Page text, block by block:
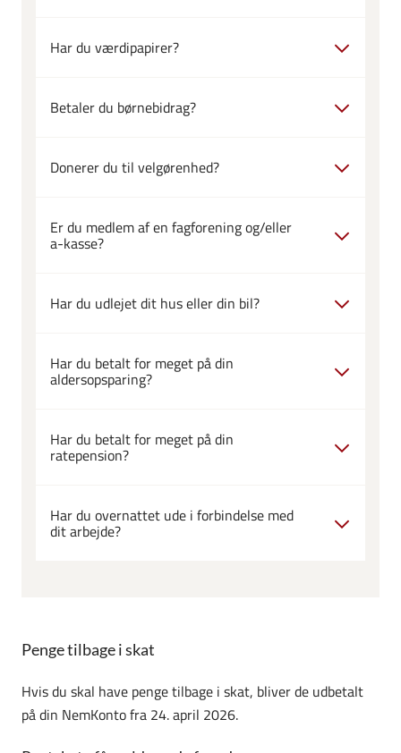
Har du værdipapirer?
Betaler du børnebidrag?
Donerer du til velgørenhed?
Er du medlem af en fagforening og/eller
a-kasse?
Har du udlejet dit hus eller din bil?
Har du betalt for meget på din
aldersopsparing?
Har du betalt for meget på din
ratepension?
Har du overnattet ude i forbindelse med
dit arbejde?
Penge tilbage i skat
Hvis du skal have penge tilbage i skat, bliver de udbetalt
på din NemKonto fra 24. april 2026.